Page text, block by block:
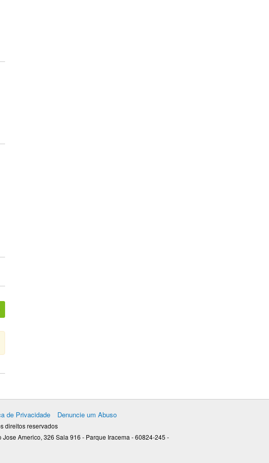
de Privacidade Denuncie um Abuso
direitos reservados
Americo, 326 Sala 916 - Parque Iracema - 60824-245 -